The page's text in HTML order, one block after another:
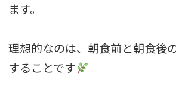
ます。
理想的なのは、朝食前と朝食後
することです